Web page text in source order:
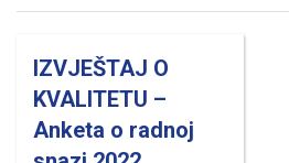
IZVJEŠTAJ O
KVALITETU –
Anketa o radnoj